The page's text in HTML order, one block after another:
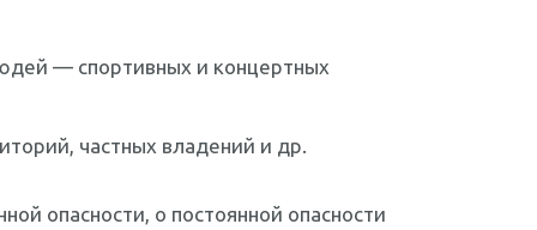
— спортивных и концертных
частных владений и др.
опасности, о постоянной опасности